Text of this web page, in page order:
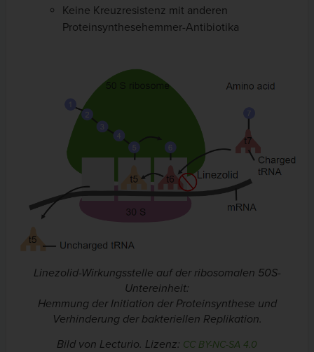
Keine Kreuzresistenz mit anderen
Proteinsynthesehemmer-Antibiotika
Linezolid-Wirkungsstelle auf der ribosomalen 50S-
Untereinheit:
Hemmung der Initiation der Proteinsynthese und
Verhinderung der bakteriellen Replikation.
Bild von Lecturio. Lizenz: CC BY-NC-SA 4.0